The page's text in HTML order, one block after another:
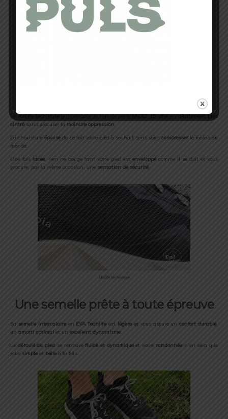
Une maille technique ajustée
La
ajustement plus
cintré sans procurer la moindre oppression.
La chaussureépouse de ce fait votre pied à souhait sans vous compresserle moins du
monde.
Une fois
lacée, rien ne bouge tant votre pied est enveloppé comme il se doit et vous
procure, par la même occasion, une sensation de sécurité.
Maille technique
Une semelle prête à toute épreuve
Sa semelle intercalaireen EVA Techlite est légèreet vous assure unconfort durable,
un amorti optimal et un excellent dynamisme.
Le déroulé du pied se retrouvefluide et dynamiqueet votre randonnéen’en sera que
plus simple et belle à la fois.